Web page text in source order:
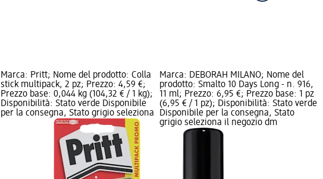
Marca: Pritt; Nome del prodotto: Colla
stick multipack, 2 pz; Prezzo: 4,59 €;
Prezzo base: 0,044 kg (104,32 € / 1 kg);
Disponibilità: Stato verde Disponibile
per la consegna, Stato grigio seleziona
Marca: DEBORAH MILANO; Nome del
prodotto: Smalto 10 Days Long - n. 916,
11 ml; Prezzo: 6,95 €; Prezzo base: 1 pz
(6,95 € / 1 pz); Disponibilità: Stato verde
Disponibile per la consegna, Stato
grigio seleziona il negozio dm